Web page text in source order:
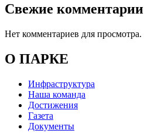
Свежие комментарии
Нет комментариев для просмотра.
О ПАРКЕ
Инфраструктура
Наша команда
Достижения
Газета
Документы